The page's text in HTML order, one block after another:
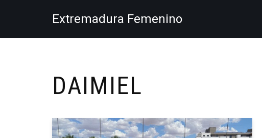
al
Extremadura Femenino
DAIMIEL